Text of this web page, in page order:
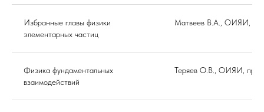
Избранные главы физики
элементарных частиц
Матвеев В.А., ОИЯИ,
Физика фундаментальных
взаимодействий
Теряев О.В., ОИЯИ,